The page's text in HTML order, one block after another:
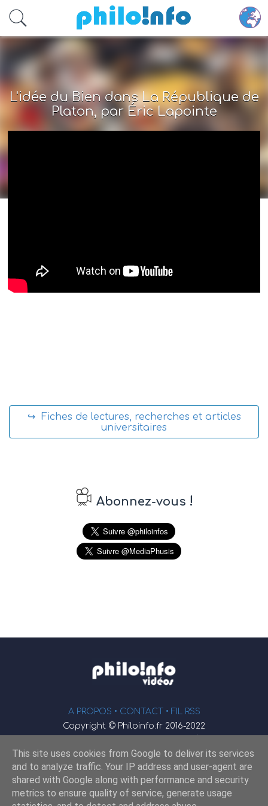
Accéder au contenu principal
L'idée du Bien dans La République de
Platon, par Éric Lapointe
↪ Fiches de lectures, recherches et articles
universitaires
Abonnez-vous !
A PROPOS • CONTACT • FIL RSS
Copyright © Philoinfo.fr 2016-2022
φ
Webmaster : JEND
Retrouvez-nous sur
This site uses cookies from Google to deliver its services
and to analyze traffic. Your IP address and user-agent are
shared with Google along with performance and security
metrics to ensure quality of service, generate usage